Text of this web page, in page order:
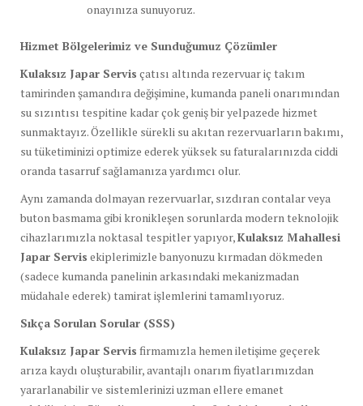
onayınıza sunuyoruz.
Hizmet Bölgelerimiz ve Sunduğumuz Çözümler
Kulaksız Japar Servis çatısı altında rezervuar iç takım
tamirinden şamandıra değişimine, kumanda paneli onarımından
su sızıntısı tespitine kadar çok geniş bir yelpazede hizmet
sunmaktayız. Özellikle sürekli su akıtan rezervuarların bakımı,
su tüketiminizi optimize ederek yüksek su faturalarınızda ciddi
oranda tasarruf sağlamanıza yardımcı olur.
Aynı zamanda dolmayan rezervuarlar, sızdıran contalar veya
buton basmama gibi kronikleşen sorunlarda modern teknolojik
cihazlarımızla noktasal tespitler yapıyor,Kulaksız Mahallesi
Japar Servis ekiplerimizle banyonuzu kırmadan dökmeden
(sadece kumanda panelinin arkasındaki mekanizmadan
müdahale ederek) tamirat işlemlerini tamamlıyoruz.
Sıkça Sorulan Sorular (SSS)
Kulaksız Japar Servis firmamızla hemen iletişime geçerek
arıza kaydı oluşturabilir, avantajlı onarım fiyatlarımızdan
yararlanabilir ve sistemlerinizi uzman ellere emanet